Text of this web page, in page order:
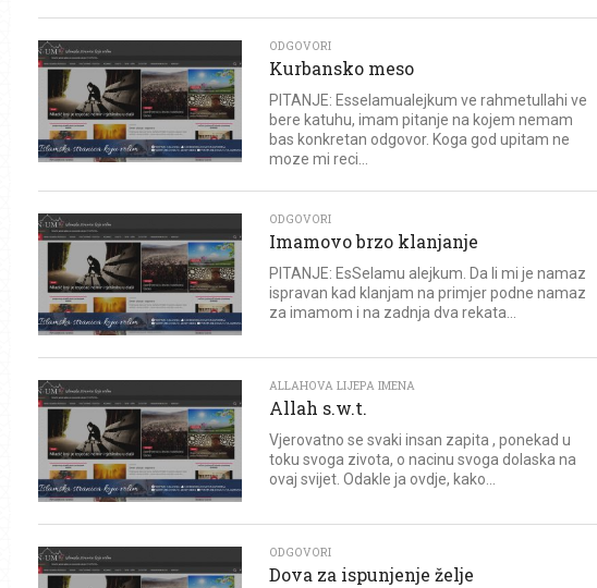
ODGOVORI
Kurbansko meso
PITANJE: Esselamualejkum ve rahmetullahi ve
bere katuhu, imam pitanje na kojem nemam
bas konkretan odgovor. Koga god upitam ne
moze mi reci...
ODGOVORI
Imamovo brzo klanjanje
PITANJE: EsSelamu alejkum. Da li mi je namaz
ispravan kad klanjam na primjer podne namaz
za imamom i na zadnja dva rekata...
ALLAHOVA LIJEPA IMENA
Allah s.w.t.
Vjerovatno se svaki insan zapita , ponekad u
toku svoga zivota, o nacinu svoga dolaska na
ovaj svijet. Odakle ja ovdje, kako...
ODGOVORI
Dova za ispunjenje želje